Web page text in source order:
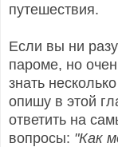
путешествия.
Если вы ни
пароме, но
знать
опишу в этой
ответить на
вопросы: "Как